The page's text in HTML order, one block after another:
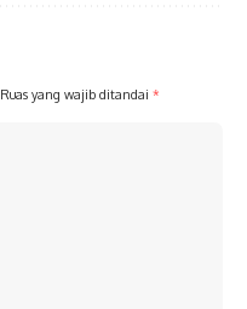
Ruas yang wajib ditandai *